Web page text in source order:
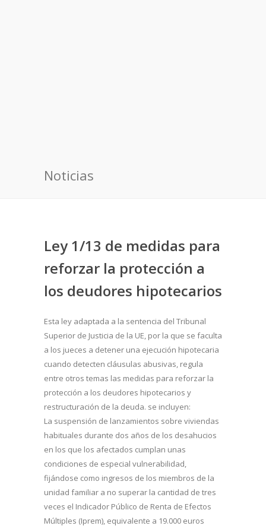
Noticias
Ley 1/13 de medidas para
reforzar la protección a
los deudores hipotecarios
Esta ley adaptada a la sentencia del Tribunal
Superior de Justicia de la UE, por la que se faculta
a los jueces a detener una ejecución hipotecaria
cuando detecten cláusulas abusivas, regula
entre otros temas las medidas para reforzar la
protección a los deudores hipotecarios y
restructuración de la deuda. se incluyen:
La suspensión de lanzamientos sobre viviendas
habituales durante dos años de los desahucios
en los que los afectados cumplan unas
condiciones de especial vulnerabilidad,
fijándose como ingresos de los miembros de la
unidad familiar a no superar la cantidad de tres
veces el Indicador Público de Renta de Efectos
Múltiples (Iprem), equivalente a 19.000 euros